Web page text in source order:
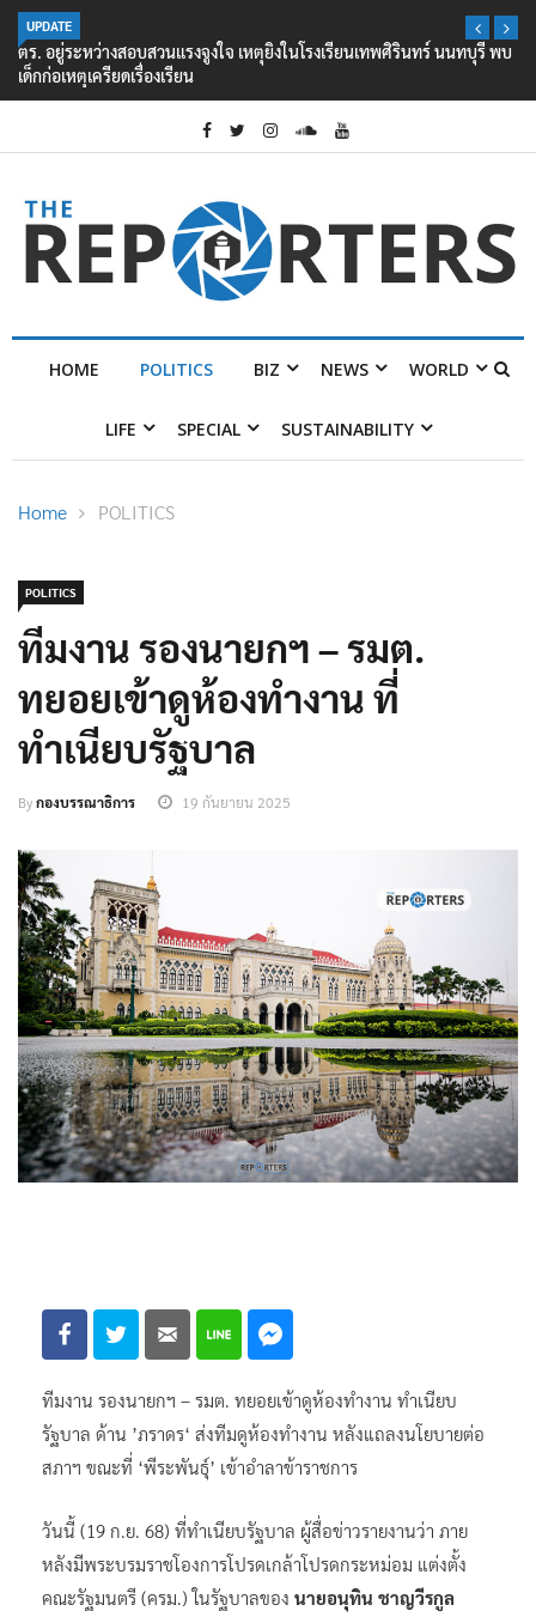
UPDATE
ตร. อยู่ระหว่างสอบสวนแรงจูงใจ เหตุยิงในโรงเรียนเทพศิรินทร์ นนทบุรี พบ
เด็กก่อเหตุเครียดเรื่องเรียน
HOME POLITICS BIZ NEWS WORLD
LIFE SPECIAL SUSTAINABILITY
Home POLITICS
POLITICS
ทีมงาน รองนายกฯ – รมต.
ทยอยเข้าดูห้องทำงาน ที่
ทำเนียบรัฐบาล
Byกองบรรณาธิการ 19 กันยายน 2025
ทีมงาน รองนายกฯ – รมต. ทยอยเข้าดูห้องทำงาน ทำเนียบ
รัฐบาล ด้าน ’ภราดร‘ ส่งทีมดูห้องทำงาน หลังแถลงนโยบายต่อ
สภาฯ ขณะที่ ‘พีระพันธ์ุ’ เข้าอำลาข้าราชการ
วันนี้ (19 ก.ย. 68) ที่ทำเนียบรัฐบาล ผู้สื่อข่าวรายงานว่า ภาย
หลังมีพระบรมราชโองการโปรดเกล้าโปรดกระหม่อม แต่งตั้ง
คณะรัฐมนตรี (ครม.) ในรัฐบาลของ นายอนุทิน ชาญวีรกูล